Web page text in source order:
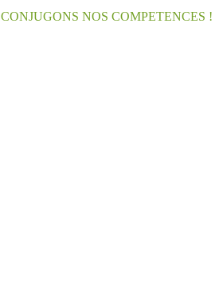
CONJUGONS NOS COMPETENCES !